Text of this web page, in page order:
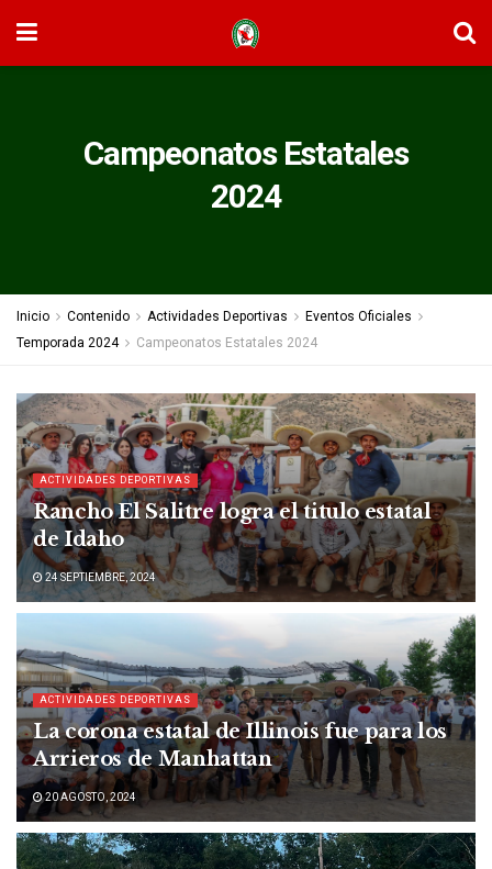
Campeonatos Estatales
2024
Inicio Contenido Actividades Deportivas
Eventos Oficiales
Temporada 2024
Campeonatos Estatales 2024
ACTIVIDADES DEPORTIVAS
Rancho El Salitre logra el titulo estatal
de Idaho
24 SEPTIEMBRE, 2024
ACTIVIDADES DEPORTIVAS
La corona estatal de Illinois fue para los
Arrieros de Manhattan
20 AGOSTO, 2024